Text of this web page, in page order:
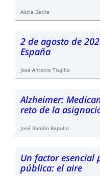
Alicia Batlle
2 de agosto de
España
José Antonio Trujillo
Alzheimer:
reto de la
José Ramón Repullo
Un factor esencial
pública: el aire